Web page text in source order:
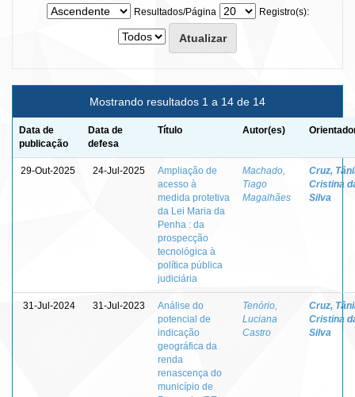
Resultados/Página
Registro(s):
Mostrando resultados 1 a 14 de 14
Data de
publicação
Data de
defesa
Título Autor(es)
29-Out-2025 24-Jul-2025
Ampliação de
acesso à
medida protetiva
da Lei Maria da
Penha : da
prospecção
tecnológica à
política pública
judiciária
Machado,
Tiago
Magalhães
Cruz,
Cristina
Silva
31-Jul-2024 31-Jul-2023
Análise do
potencial de
indicação
geográfica da
renda
renascença do
município de
Tenório,
Luciana
Castro
Cruz,
Cristina
Silva